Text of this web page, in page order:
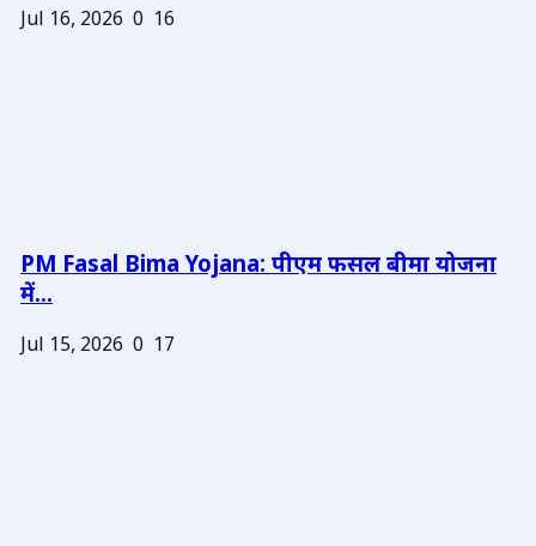
Jul 16, 2026 0 16
PM Fasal Bima Yojana: पीएम फसल बीमा योजना
में...
Jul 15, 2026 0 17